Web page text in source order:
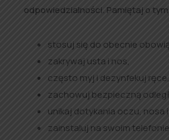
odpowiedzialności. Pamiętaj o
stosuj się do obecnie
zakrywaj usta i nos,
często myj i dezynfekuj ręce,
zachowuj bezpieczną
unikaj dotykania oczu, nosa
zainstaluj na swoim telefonie